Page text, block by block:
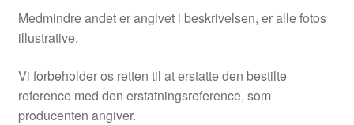
Medmindre andet er angivet i beskrivelsen, er alle fotos
illustrative.
Vi forbeholder os retten til at erstatte den bestilte
reference med den erstatningsreference, som
producenten angiver.